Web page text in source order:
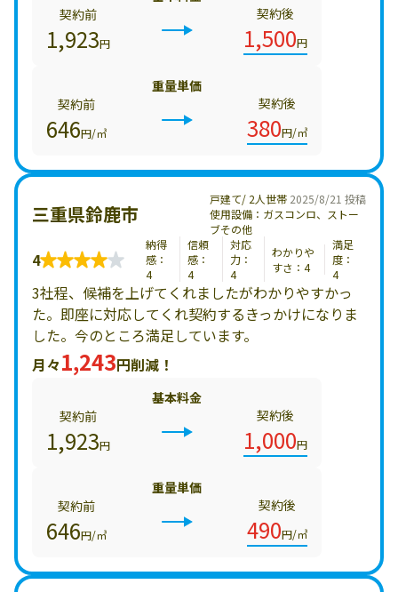
契約前
1,923円
契約後
1,500円
重量単価
契約前
646円/㎥
契約後
380円/㎥
2025/8/21 投稿
三重県鈴鹿市
戸建て/ 2人世帯
使用設備：ガスコンロ、ストー
ブその他
4
納得
感：
4
信頼
感：
4
対応
力：
4
わかりや
すさ：4
満足
度：
4
3社程、候補を上げてくれましたがわかりやすかっ
た。即座に対応してくれ契約するきっかけになりま
した。今のところ満足しています。
月々1,243円削減！
基本料金
契約前
1,923円
契約後
1,000円
重量単価
契約前
646円/㎥
契約後
490円/㎥